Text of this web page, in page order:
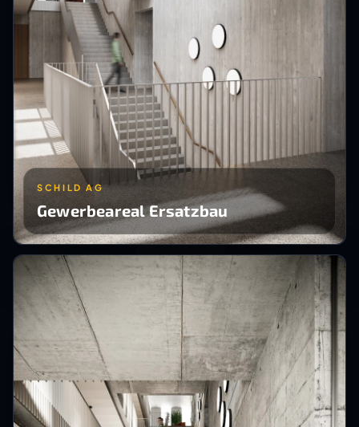
SCHILD AG
Gewerbeareal Ersatzbau